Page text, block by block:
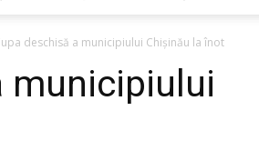
deschisă a municipiului Chișinău la înot
municipiului